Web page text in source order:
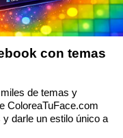
con temas
de temas y
ColoreaTuFace.com
darle un estilo único a